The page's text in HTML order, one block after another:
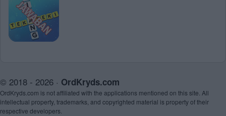
© 2018 - 2026 · OrdKryds.com
OrdKryds.com is not affiliated with the applications mentioned on this site. All
intellectual property, trademarks, and copyrighted material is property of their
respective developers.